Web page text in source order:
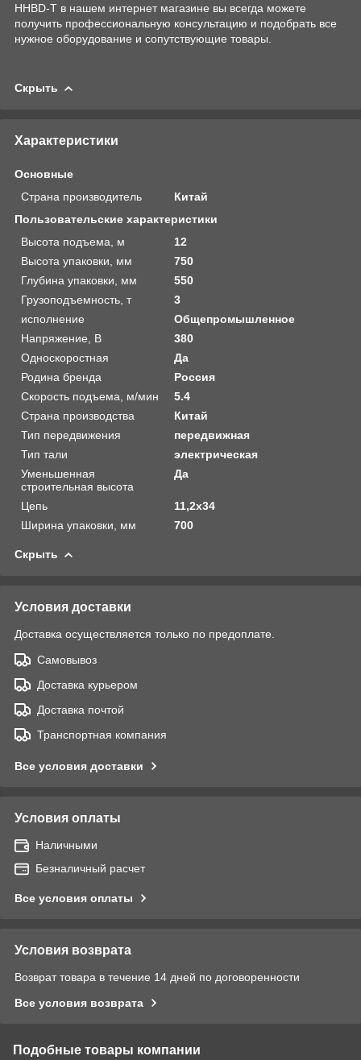
HHBD-T в нашем интернет магазине вы всегда можете
получить профессиональную консультацию и подобрать все
нужное оборудование и сопутствующие товары.
Скрыть
Характеристики
Основные
Страна производитель
Китай
Пользовательские характеристики
Высота подъема, м
12
Высота упаковки, мм
750
Глубина упаковки, мм
550
Грузоподъемность, т
3
исполнение
Общепромышленное
Напряжение, В
380
Односкоростная
Да
Родина бренда
Россия
Скорость подъема, м/мин
5.4
Страна производства
Китай
Тип передвижения
передвижная
Тип тали
электрическая
Уменьшенная
строительная высота
Да
Цепь
11,2х34
Ширина упаковки, мм
700
Скрыть
Условия доставки
Доставка осуществляется только по предоплате.
Самовывоз
Доставка курьером
Доставка почтой
Транспортная компания
Все условия доставки
Условия оплаты
Наличными
Безналичный расчет
Все условия оплаты
Условия возврата
Возврат товара в течение 14 дней по договоренности
Все условия возврата
Подобные товары компании